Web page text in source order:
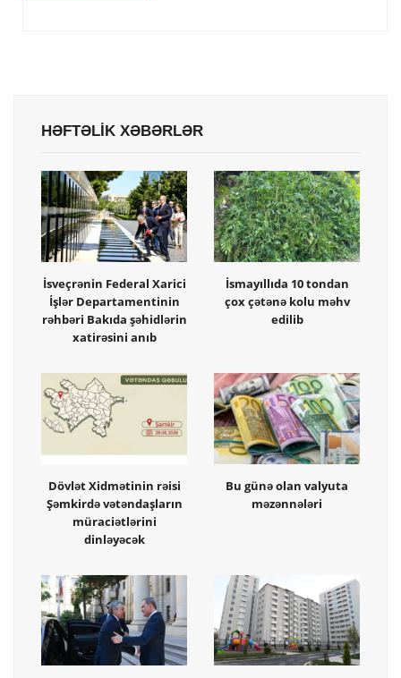
HƏFTƏLİK XƏBƏRLƏR
İsveçrənin Federal Xarici
İşlər Departamentinin
rəhbəri Bakıda şəhidlərin
xatirəsini anıb
İsmayıllıda 10 tondan
çox çətənə kolu məhv
edilib
Dövlət Xidmətinin rəisi
Şəmkirdə vətəndaşların
müraciətlərini
dinləyəcək
Bu günə olan valyuta
məzənnələri